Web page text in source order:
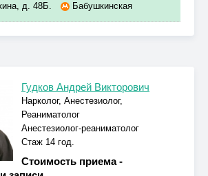
д. 48Б.
Бабушкинская
Гудков Андрей Викторович
Нарколог, Анестезиолог,
Реаниматолог
Анестезиолог-реаниматолог
Стаж 14 год.
Стоимость приема -